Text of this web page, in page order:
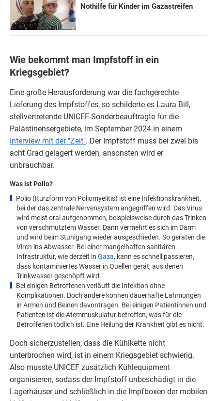
Nothilfe für Kinder im Gazastreifen
Wie bekommt man Impfstoff in ein
Kriegsgebiet?
Eine große Herausforderung war die fachgerechte
Lieferung des Impfstoffes, so schilderte es Laura Bill,
stellvertretende UNICEF-Sonderbeauftragte für die
Palästinensergebiete, im September 2024 in einem
Interview mit der "Zeit". Der Impfstoff muss bei zwei bis
acht Grad gelagert werden, ansonsten wird er
unbrauchbar.
Was ist Polio?
Polio (Kurzform von Poliomyelitis) ist eine Infektionskrankheit,
bei der das zentrale Nervensystem angegriffen wird. Das Virus
wird meist oral aufgenommen, beispielsweise durch das Trinken
von verschmutztem Wasser. Dann vermehrt es sich im Darm
und wird beim Stuhlgang wieder ausgeschieden. So geraten die
Viren ins Abwasser. Bei einer mangelhaften sanitären
Infrastruktur, wie derzeit in Gaza, kann es schnell passieren,
dass kontaminiertes Wasser in Quellen gerät, aus denen
Trinkwasser geschöpft wird.
Bei einigen Betroffenen verläuft die Infektion ohne
Komplikationen. Doch andere können dauerhafte Lähmungen
in Armen und Beinen davontragen. Bei einigen Patientinnen und
Patienten ist die Atemmuskulatur betroffen, was für die
Betroffenen tödlich ist. Eine Heilung der Krankheit gibt es nicht.
Doch sicherzustellen, dass die Kühlkette nicht
unterbrochen wird, ist in einem Kriegsgebiet schwierig.
Also musste UNICEF zusätzlich Kühlequipment
organisieren, sodass der Impfstoff unbeschädigt in die
Lagerhäuser und schließlich in die Impfboxen der mobilen